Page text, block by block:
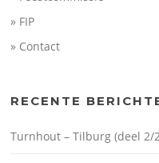
» FIP
» Contact
RECENTE
Turnhout – Tilburg (deel 2/